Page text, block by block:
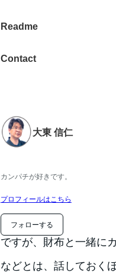
Readme
Contact
大東 信仁
カンパチが好きです。
プロフィールはこちら
フォローする
一目でわかるEvernote
イントの見慣れたアイ
約20枚の名刺を収納
で、自分の名刺と頂い
ます。
どちらのポケットにも
みがあるデザインとな
Evernoteと一目でわか
ただ、マグネット方式
ですが、財布と一緒に
などとは、話しておく